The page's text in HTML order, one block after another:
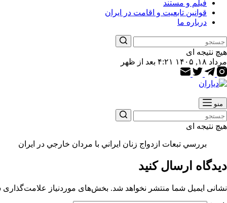
فیلم و مستند
قوانین تابعیت و اقامت در ایران
درباره ما
هیچ نتیجه ای
مرداد ۱۸, ۱۴۰۵ ۴:۲۱ بعد از ظهر
منو
هیچ نتیجه ای
بررسي تبعات ازدواج زنان ايراني با مردان خارجي در ايران
دیدگاه ارسال کنید
نشانی ایمیل شما منتشر نخواهد شد. بخش‌های موردنیاز علامت‌گذاری